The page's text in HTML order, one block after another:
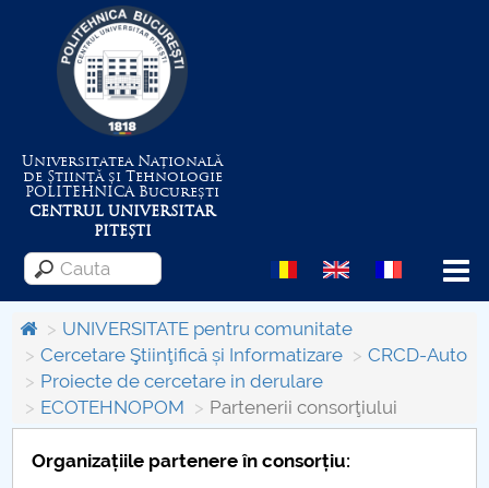
Universitatea Națională
de Știință și Tehnologie
POLITEHNICABucurești
CENTRUL UNIVERSITAR
PITEȘTI
Menu
Despre Universitate
Centrul de Management al Proiectelor
UNIVERSITATE pentru comunitate
Cercetare Ştiinţifică și Informatizare
CRCD-Auto
Proiecte de cercetare in derulare
ECOTEHNOPOM
Partenerii consorţiului
Organizațiile partenere în consorțiu: